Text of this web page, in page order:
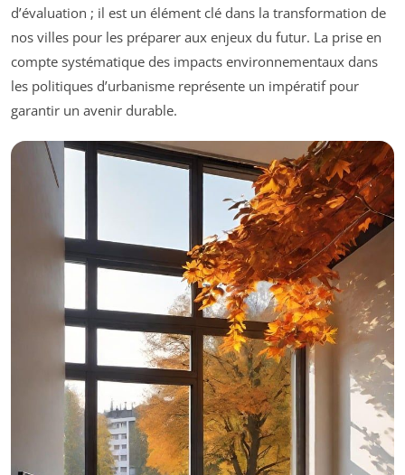
d’évaluation ; il est un élément clé dans la transformation de
nos villes pour les préparer aux enjeux du futur. La prise en
compte systématique des impacts environnementaux dans
les politiques d’urbanisme représente un impératif pour
garantir un avenir durable.